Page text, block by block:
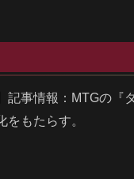
記事情報：MTGの
をもたらす。